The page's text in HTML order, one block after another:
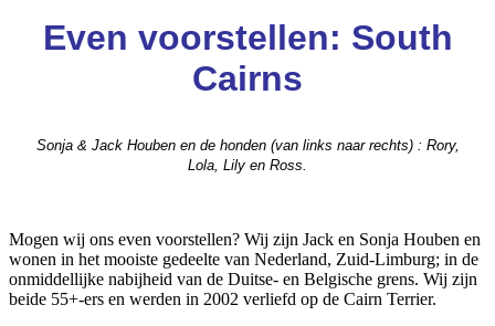
Even voorstellen: South
Cairns
Sonja & Jack Houben en de honden (van links naar rechts) : Rory,
Lola, Lily en Ross.
Mogen wij ons even voorstellen? Wij zijn Jack en Sonja Houben en
wonen in het mooiste gedeelte van Nederland, Zuid-Limburg; in de
onmiddellijke nabijheid van de Duitse- en Belgische grens. Wij zijn
beide 55+-ers en werden in 2002 verliefd op de Cairn Terrier.